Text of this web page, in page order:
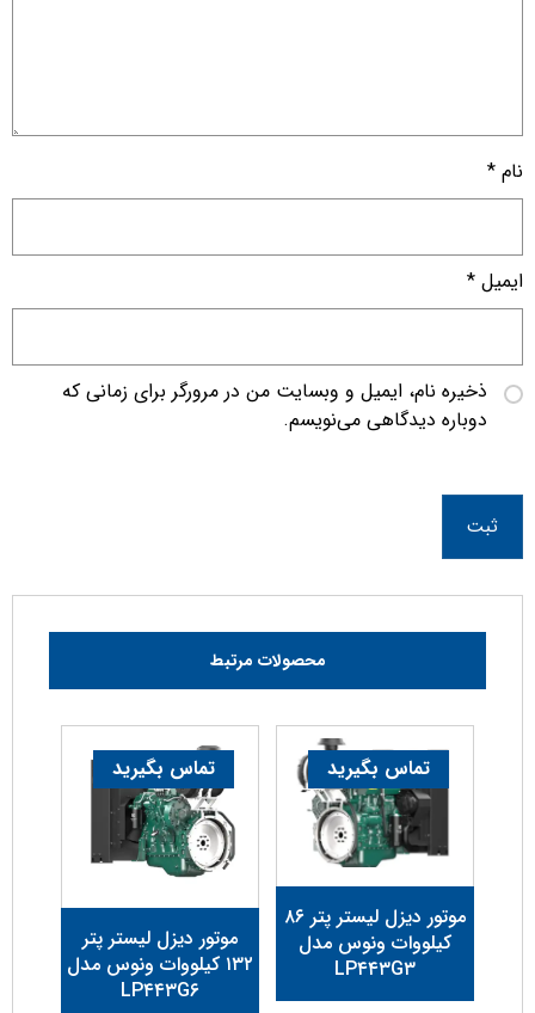
نام *
ایمیل *
ذخیره نام، ایمیل و وبسایت من در مرورگر برای زمانی که
دوباره دیدگاهی می‌نویسم.
ثبت
محصولات مرتبط
موتور دیزل لیستر پتر ۸۶
کیلووات ونوس مدل
LP۴۴۳G۳
تماس بگیرید
موتور دیزل لیستر پتر
۱۳۲ کیلووات ونوس مدل
LP۴۴۳G۶
تماس بگیرید